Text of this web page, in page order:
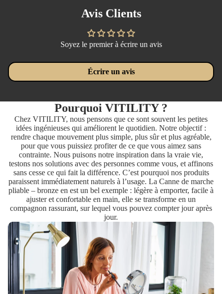
Avis Clients
Soyez le premier à écrire un avis
Écrire un avis
Pourquoi VITILITY ?
Chez VITILITY, nous pensons que ce sont souvent les petites
idées ingénieuses qui améliorent le quotidien. Notre objectif :
rendre chaque mouvement plus simple, plus sûr et plus agréable,
pour que vous puissiez profiter de ce que vous aimez sans
contrainte. Nous puisons notre inspiration dans la vraie vie,
testons nos solutions avec des personnes comme vous, et affinons
sans cesse ce qui fait la différence. C’est pourquoi nos produits
paraissent immédiatement naturels à l’usage. La Canne de marche
pliable – bronze en est un bel exemple : légère à emporter, facile à
ajuster et confortable en main, elle se transforme en un
compagnon rassurant, sur lequel vous pouvez compter jour après
jour.